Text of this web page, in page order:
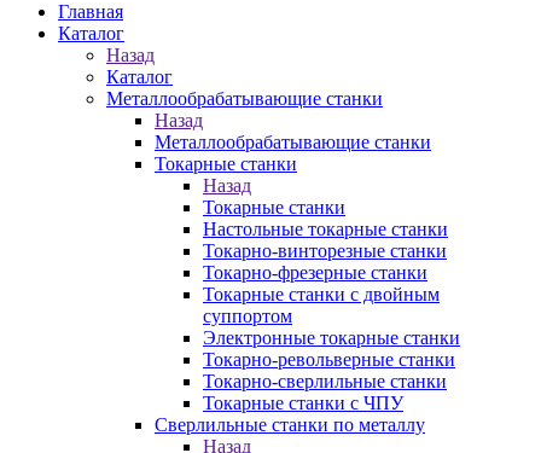
Главная
Каталог
Назад
Каталог
Металлообрабатывающие станки
Назад
Металлообрабатывающие станки
Токарные станки
Назад
Токарные станки
Настольные токарные станки
Токарно-винторезные станки
Токарно-фрезерные станки
Токарные станки с двойным
суппортом
Электронные токарные станки
Токарно-револьверные станки
Токарно-сверлильные станки
Токарные станки с ЧПУ
Сверлильные станки по металлу
Назад